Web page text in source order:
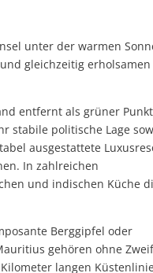
unter der warmen
gleichzeitig erholsamen
entfernt als grüner Punkt
stabile politische Lage
ausgestattete
In zahlreichen
und indischen Küche
Berggipfel oder
gehören ohne
langen